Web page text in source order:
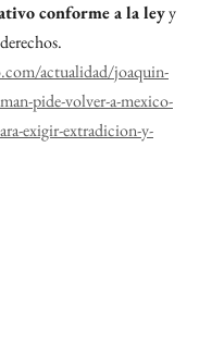
conforme a la ley y
actualidad/joaquin-
pide-volver-a-mexico-
exigir-extradicion-y-